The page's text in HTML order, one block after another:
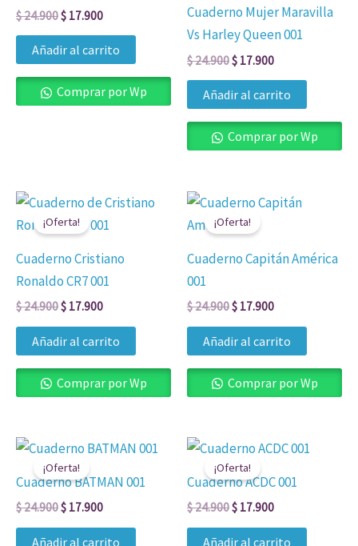
$24.900$ 17.900
Añadir al carrito
Comprar por Wp
Cuaderno Mujer Maravilla
Vs Harley Queen 001
$24.900$ 17.900
Añadir al carrito
Comprar por Wp
¡Oferta!
Cuaderno Cristiano
Ronaldo CR7 001
$24.900
El
original
$ 24.900.
$ 17.900
El
actual
$ 17.900.
Añadir al carrito
Comprar por Wp
¡Oferta!
Cuaderno Capitán América
001
$24.900
El
original
$ 24.900.
$ 17.900
El
precio
$ 17.900.
Añadir al carrito
Comprar por Wp
¡Oferta!
Cuaderno BATMAN 001
$24.900
El
original
era:
$ 24.900.
$ 17.900
El
actual
es:
$ 17.900.
Añadir al carrito
¡Oferta!
Cuaderno ACDC 001
$24.900
El
original
era:
$ 24.900.
$ 17.900
El
actual
es:
$ 17.900.
Añadir al carrito